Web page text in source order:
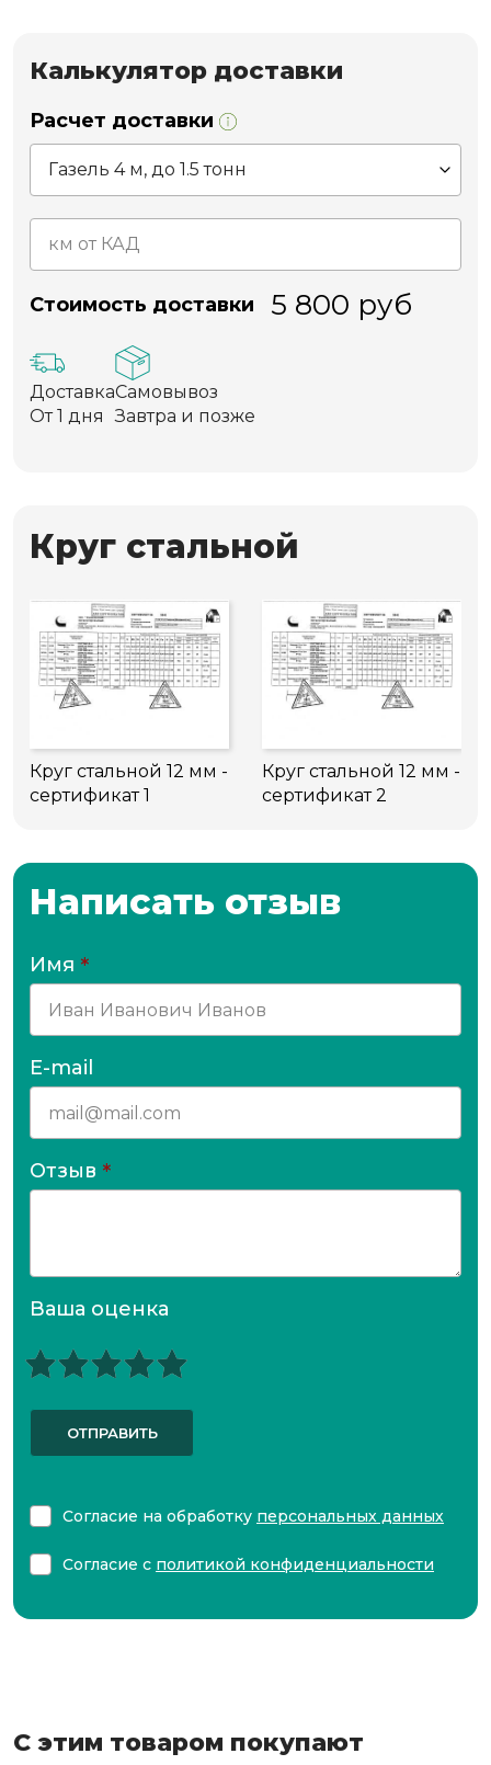
Калькулятор доставки
Расчет доставки
Стоимость доставки 5 800 руб
Доставка
От 1 дня
Самовывоз
Завтра и позже
Круг стальной
Круг стальной 12 мм -
сертификат 1
Круг стальной 12 мм -
сертификат 2
Написать отзыв
Имя *
E-mail
Отзыв *
Ваша оценка
ОТПРАВИТЬ
Согласие на обработку персональных данных
Согласие с политикой конфиденциальности
С этим товаром покупают